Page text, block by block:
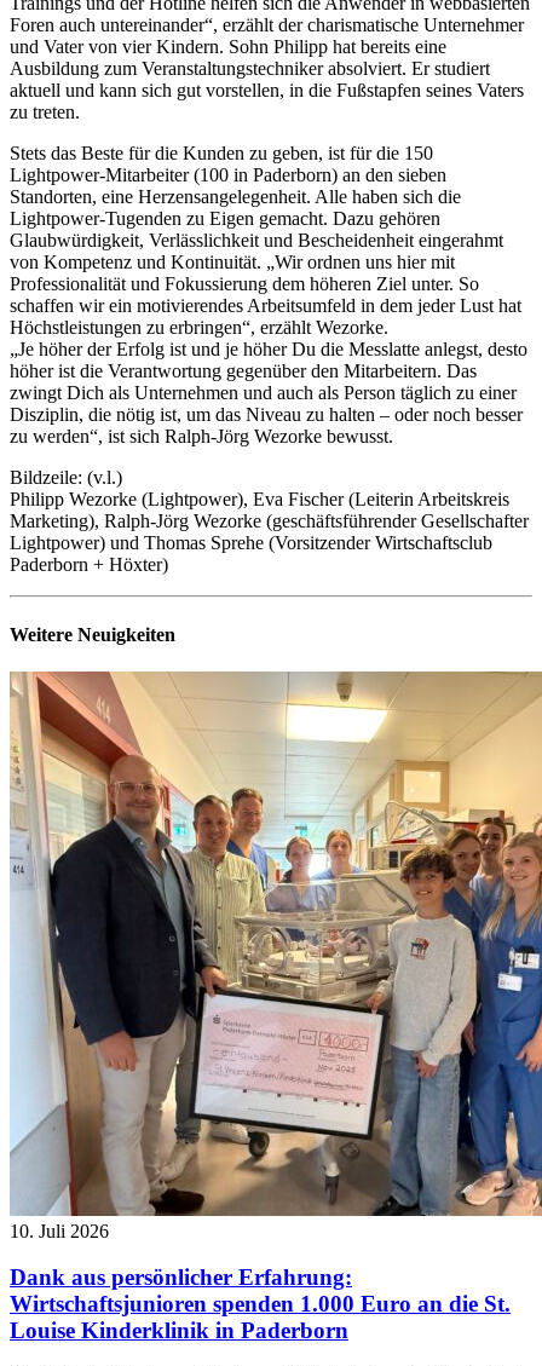
Foren auch untereinander“, erzählt der charismatische Unternehmer
und Vater von vier Kindern. Sohn Philipp hat bereits eine
Ausbildung zum Veranstaltungstechniker absolviert. Er studiert
aktuell und kann sich gut vorstellen, in die Fußstapfen seines Vaters
zu treten.
Stets das Beste für die Kunden zu geben, ist für die 150
Lightpower-Mitarbeiter (100 in Paderborn) an den sieben
Standorten, eine Herzensangelegenheit. Alle haben sich die
Lightpower-Tugenden zu Eigen gemacht. Dazu gehören
Glaubwürdigkeit, Verlässlichkeit und Bescheidenheit eingerahmt
von Kompetenz und Kontinuität. „Wir ordnen uns hier mit
Professionalität und Fokussierung dem höheren Ziel unter. So
schaffen wir ein motivierendes Arbeitsumfeld in dem jeder Lust hat
Höchstleistungen zu erbringen“, erzählt Wezorke.
„Je höher der Erfolg ist und je höher Du die Messlatte anlegst, desto
höher ist die Verantwortung gegenüber den Mitarbeitern. Das
zwingt Dich als Unternehmen und auch als Person täglich zu einer
Disziplin, die nötig ist, um das Niveau zu halten – oder noch besser
zu werden“, ist sich Ralph-Jörg Wezorke bewusst.
Bildzeile: (v.l.)
Philipp Wezorke (Lightpower), Eva Fischer (Leiterin Arbeitskreis
Marketing), Ralph-Jörg Wezorke (geschäftsführender Gesellschafter
Lightpower) und Thomas Sprehe (Vorsitzender Wirtschaftsclub
Paderborn + Höxter)
Weitere Neuigkeiten
10. Juli 2026
Dank aus persönlicher Erfahrung:
Wirtschaftsjunioren spenden 1.000 Euro an die St.
Louise Kinderklinik in Paderborn